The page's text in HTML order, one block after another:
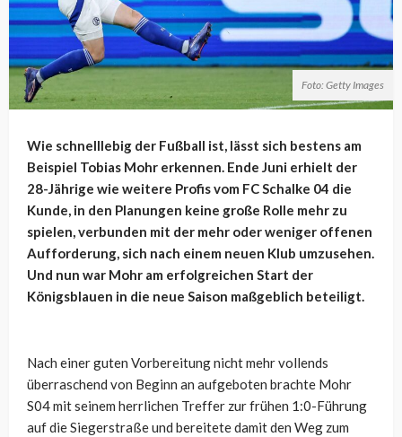
Foto: Getty Images
Wie schnelllebig der Fußball ist, lässt sich bestens am
Beispiel Tobias Mohr erkennen. Ende Juni erhielt der
28-Jährige wie weitere Profis vom FC Schalke 04 die
Kunde, in den Planungen keine große Rolle mehr zu
spielen, verbunden mit der mehr oder weniger offenen
Aufforderung, sich nach einem neuen Klub umzusehen.
Und nun war Mohr am erfolgreichen Start der
Königsblauen in die neue Saison maßgeblich beteiligt.
Nach einer guten Vorbereitung nicht mehr vollends
überraschend von Beginn an aufgeboten brachte Mohr
S04 mit seinem herrlichen Treffer zur frühen 1:0-Führung
auf die Siegerstraße und bereitete damit den Weg zum